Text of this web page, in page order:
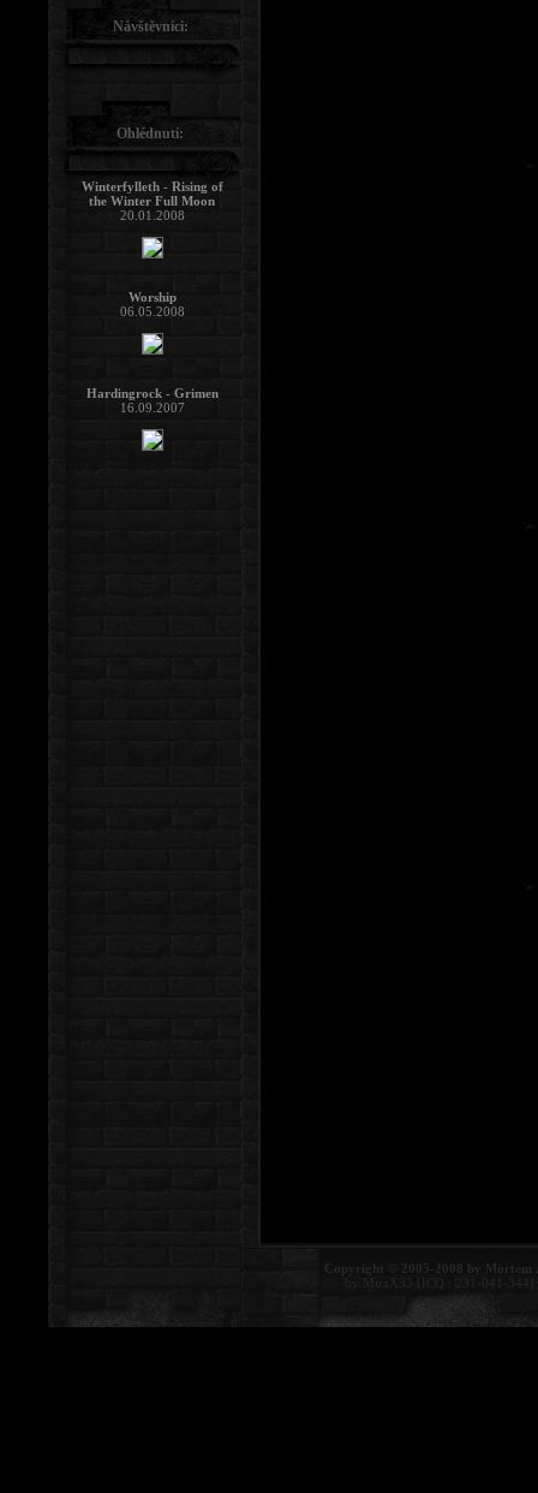
Copyright © 2005-2008 by Mortem
by MiraX33 [ICQ : 231-041-344]
Návštěvníci:
Ohlédnutí:
Winterfylleth - Rising of
the Winter Full Moon
20.01.2008
Worship
06.05.2008
Hardingrock - Grimen
16.09.2007